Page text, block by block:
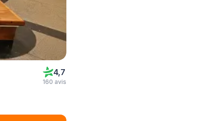
4,7
160 avis